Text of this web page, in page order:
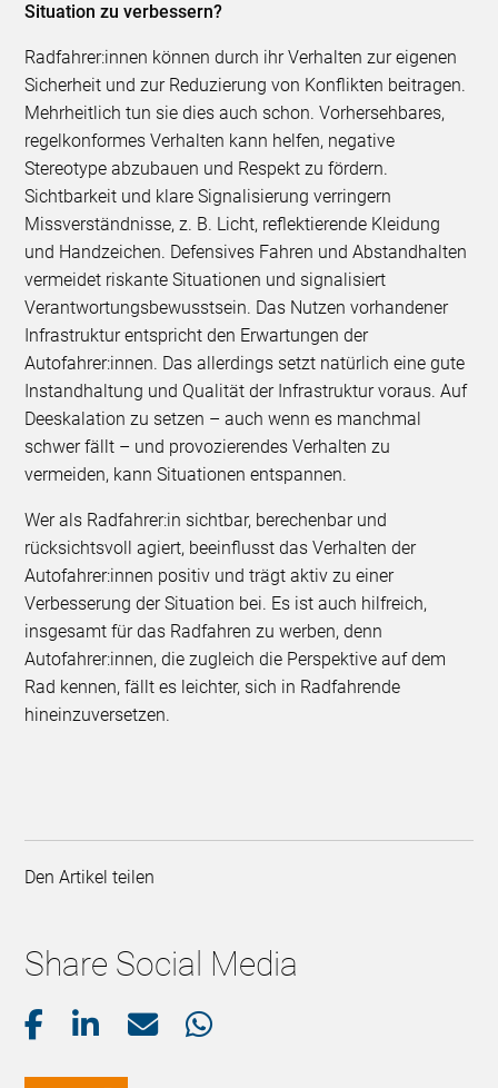
Situation zu verbessern?
Radfahrer:innen können durch ihr Verhalten zur eigenen
Sicherheit und zur Reduzierung von Konflikten beitragen.
Mehrheitlich tun sie dies auch schon. Vorhersehbares,
regelkonformes Verhalten kann helfen, negative
Stereotype abzubauen und Respekt zu fördern.
Sichtbarkeit und klare Signalisierung verringern
Missverständnisse, z. B. Licht, reflektierende Kleidung
und Handzeichen. Defensives Fahren und Abstandhalten
vermeidet riskante Situationen und signalisiert
Verantwortungsbewusstsein. Das Nutzen vorhandener
Infrastruktur entspricht den Erwartungen der
Autofahrer:innen. Das allerdings setzt natürlich eine gute
Instandhaltung und Qualität der Infrastruktur voraus. Auf
Deeskalation zu setzen – auch wenn es manchmal
schwer fällt – und provozierendes Verhalten zu
vermeiden, kann Situationen entspannen.
Wer als Radfahrer:in sichtbar, berechenbar und
rücksichtsvoll agiert, beeinflusst das Verhalten der
Autofahrer:innen positiv und trägt aktiv zu einer
Verbesserung der Situation bei. Es ist auch hilfreich,
insgesamt für das Radfahren zu werben, denn
Autofahrer:innen, die zugleich die Perspektive auf dem
Rad kennen, fällt es leichter, sich in Radfahrende
hineinzuversetzen.
Den Artikel teilen
Share Social Media